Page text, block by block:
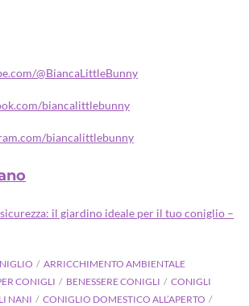
@BiancaLittleBunny
biancalittlebunny
biancalittlebunny
il giardino ideale per il tuo coniglio –
ARRICCHIMENTO AMBIENTALE
CONIGLI BENESSERE CONIGLI
CONIGLI
NANI
CONIGLIO DOMESTICO ALL’APERTO